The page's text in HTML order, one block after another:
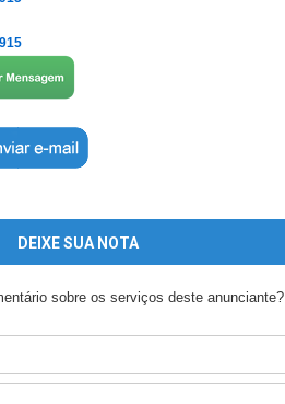
DEIXE SUA NOTA
sobre os serviços deste anunciante?